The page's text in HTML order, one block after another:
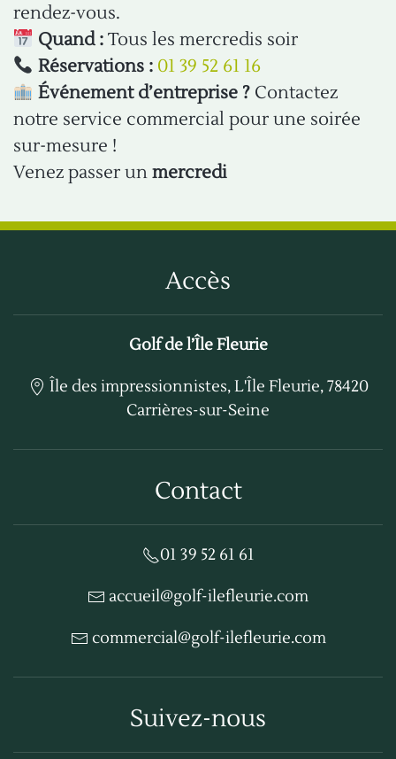
rendez-vous.
Quand :Tous les mercredis soir
Réservations : 01 39 52 61 16
Événement d’entreprise ?Contactez
notre service commercial pour une soirée
sur-mesure !
Venez passer unmercredi
Accès
Golf de l’Île Fleurie
Île des impressionnistes, L'Île Fleurie, 78420
Carrières-sur-Seine
Contact
01 39 52 61 61
accueil@golf-ilefleurie.com
commercial@golf-ilefleurie.com
Suivez-nous